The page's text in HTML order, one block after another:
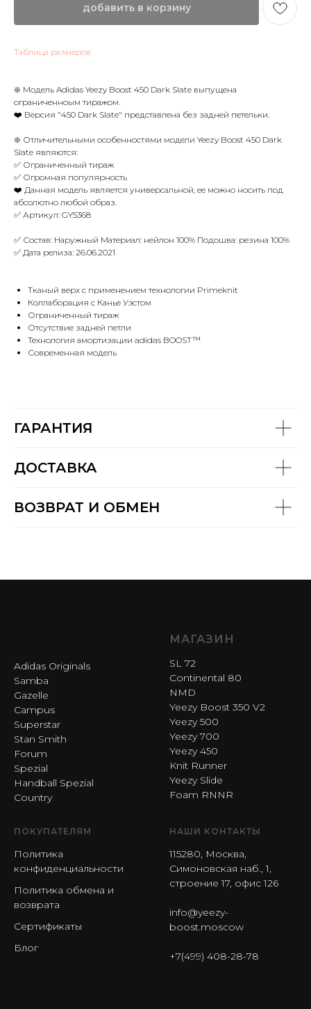
добавить в корзину
Таблица размеров
❇️ Модель Adidas Yeezy Boost 450 Dark Slate выпущена
ограниченноым тиражом.
❤️ Версия "450 Dark Slate" представлена без задней петельки.
❇️ Отличительными особенностями модели Yeezy Boost 450 Dark
Slate являются:
✅ Ограниченный тираж
✅ Огромная популярность
❤️ Данная модель является универсальной, ее можно носить под
абсолютно любой образ.
✅ Артикул: GY5368
✅ Состав: Наружный Материал: нейлон 100% Подошва: резина 100%
✅ Дата релиза: 26.06.2021
Тканый верх с применением технологии Primeknit
Коллаборация с Канье Уэстом
Ограниченный тираж
Отсутствие задней петли
Технология амортизации adidas BOOST™
Современная модель
ГАРАНТИЯ
ДОСТАВКА
ВОЗВРАТ И ОБМЕН
Adidas Originals
Samba
Gazelle
Campus
Superstar
Stan Smith
Forum
Spezial
Handball Spezial
Country
МАГАЗИН
SL 72
Continental 80
NMD
Yeezy Boost 350 V2
Yeezy 500
Yeezy 700
Yeezy 450
Knit Runner
Yeezy Slide
Foam RNNR
ПОКУПАТЕЛЯМ
Политика
конфиденциальности
Политика обмена и
возврата
Сертификаты
Блог
НАШИ КОНТАКТЫ
115280, Москва,
Симоновская наб., 1,
строение 17, офис 126
info@yeezy-
boost.moscow
+7(499) 408-28-78